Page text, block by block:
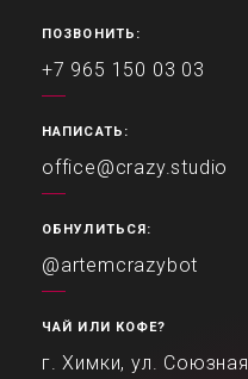
ПОЗВОНИТЬ:
+7 965 150 03 03
НАПИСАТЬ:
office@crazy.studio
ОБНУЛИТЬСЯ:
@artemcrazybot
ЧАЙ ИЛИ КОФЕ?
г. Химки, ул.